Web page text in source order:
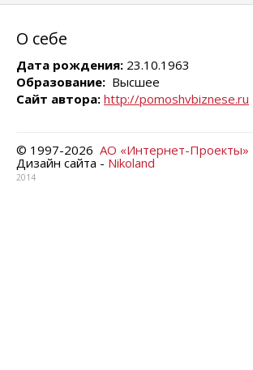
О себе
Дата рождения: 23.10.1963
Образование: Высшее
Сайт автора: http://pomoshvbiznese.ru
© 1997-2026 АО «Интернет-Проекты»
Дизайн сайта - Nikoland
2014